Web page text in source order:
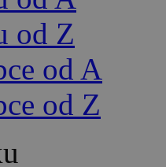
od Z
od A
od Z